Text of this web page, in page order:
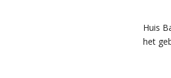
Huis
het